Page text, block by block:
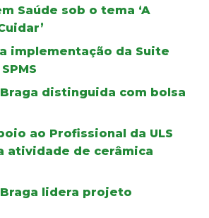
Saúde sob o tema ‘A
implementação da Suite
Braga distinguida com bolsa
ao Profissional da ULS
atividade de cerâmica
Braga lidera projeto